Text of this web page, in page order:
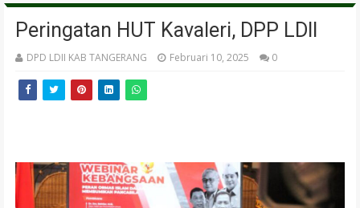
Peringatan HUT Kavaleri, DPP LDII
DPD LDII KAB TANGERANG Februari 10, 2025 0